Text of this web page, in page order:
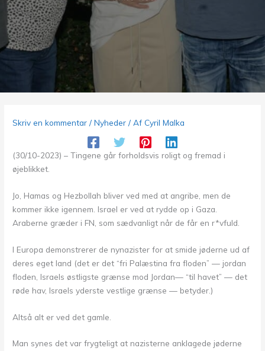
Skriv en kommentar /Nyheder / AfCyril Malka
(30/10-2023) – Tingene går forholdsvis roligt og fremad i
øjeblikket.
Jo, Hamas og Hezbollah bliver ved med at angribe, men de
kommer ikke igennem. Israel er ved at rydde op i Gaza.
Araberne græder i FN, som sædvanligt når de får en r*vfuld.
I Europa demonstrerer de nynazister for at smide jøderne ud af
deres eget land (det er det “fri Palæstina fra floden” — jordan
floden, Israels østligste grænse mod Jordan— “til havet” — det
røde hav, Israels yderste vestlige grænse — betyder.)
Altså alt er ved det gamle.
Man synes det var frygteligt at nazisterne anklagede jøderne